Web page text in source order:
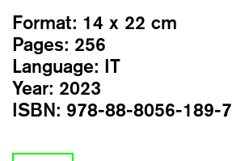
Format: 14 x 22 cm
Pages: 256
Language: IT
Year: 2023
ISBN: 978-88-8056-189-7